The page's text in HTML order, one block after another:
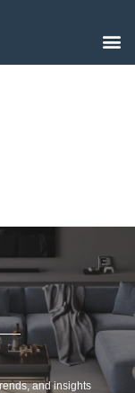
and insights